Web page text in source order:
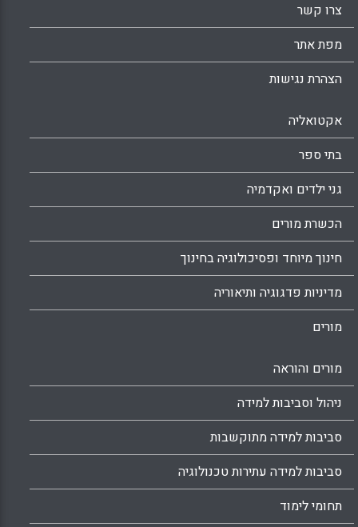
צרו קשר
מפת אתר
הצהרת נגישות
אקטואליה
בתי ספר
גני ילדים ואקדמיה
הכשרת מורים
חינוך מיוחד ופסיכולוגיה בחינוך
מדיניות פדגוגיה ותיאוריה
מורים
מורים והוראה
ניהול וסביבות למידה
סביבות למידה מתוקשבות
סביבות למידה עתירות טכנולוגיה
תחומי לימוד